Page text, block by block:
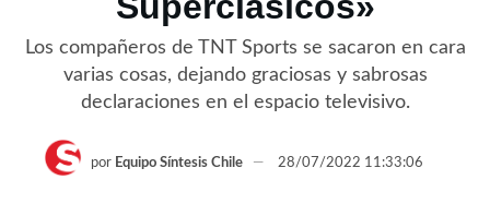
Los compañeros de TNT Sports se sacaron en cara
varias cosas, dejando graciosas y sabrosas
declaraciones en el espacio televisivo.
por Equipo Síntesis Chile 28/07/2022 11:33:06